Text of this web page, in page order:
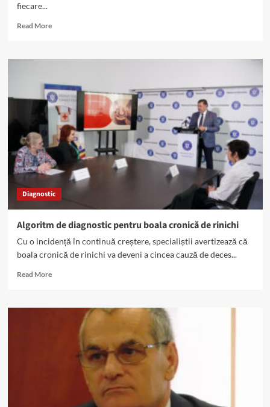
fiecare...
Read MoreRead
Bolile
costă
Europa
140
miliarde
euro
anual
Diagnostic
Algoritm de diagnostic pentru boala cronică de rinichi
Cu o incidență în continuă creștere, specialiștii avertizează că
boala cronică de rinichi va deveni a cincea cauză de deces...
Read MoreRead
Algoritm
diagnostic